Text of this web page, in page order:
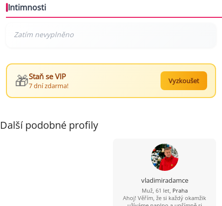
Intimnosti
🎁Staň se VIP
7 dní zdarma!
Vyzkoušet
Další podobné profily
vladimiradamce
Muž, 61 let, Praha
Ahoj! Věřím, že si každý okamžik